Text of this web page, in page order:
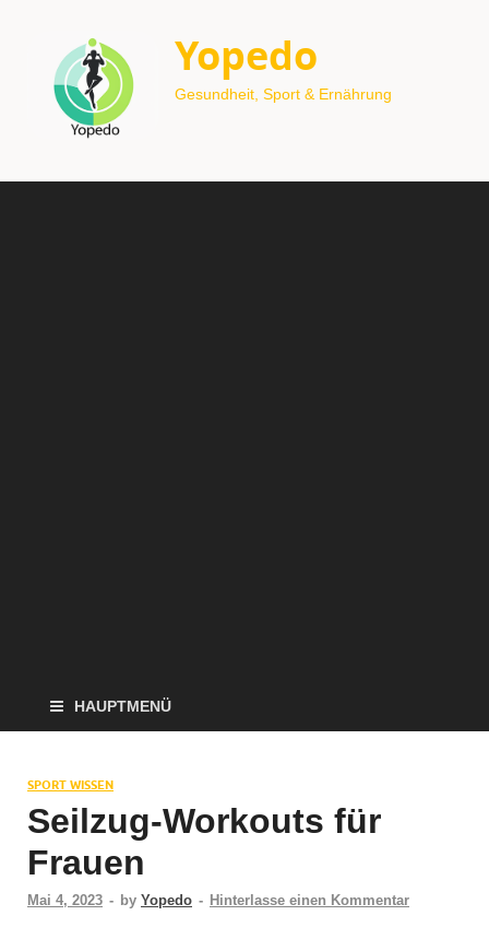
Yopedo
Gesundheit, Sport & Ernährung
HAUPTMENÜ
SPORT WISSEN
Seilzug-Workouts für
Frauen
Mai 4, 2023 - by Yopedo - Hinterlasse einen Kommentar